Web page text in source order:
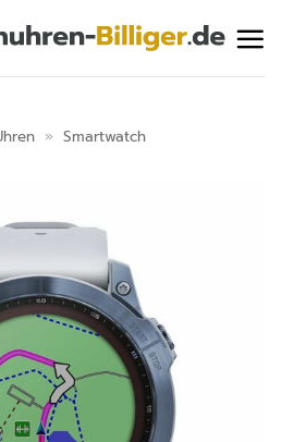
» Smartwatch